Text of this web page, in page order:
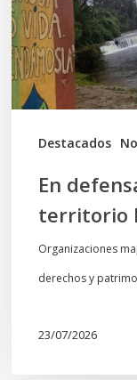
Destacados
y
el
territorio
Kuzpe
Mapu
En
territorio
Organizaciones
derechos y
23/07/2026